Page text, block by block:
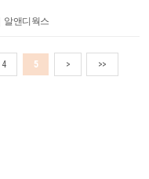
앤디웍스
4 5 > >>